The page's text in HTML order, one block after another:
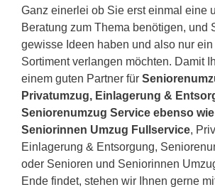
Ganz einerlei ob Sie erst einmal eine
Beratung zum Thema benötigen, und
gewisse Ideen haben und also nur
Sortiment verlangen möchten. Damit
einem guten Partner für
Privatumzug, Einlagerung &
Seniorenumzug Service ebenso
Seniorinnen Umzug Fullservice,
Einlagerung & Entsorgung,
oder Senioren und Seniorinnen
Ende findet, stehen wir Ihnen gerne